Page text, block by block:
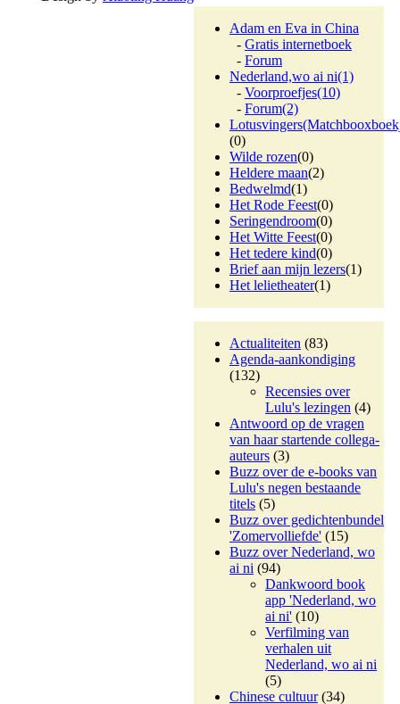
Adam en Eva in China
- Gratis internetboek
- Forum
Nederland,wo ai ni(1)
- Voorproefjes(10)
- Forum(2)
(0)
Wilde rozen(0)
Heldere maan(2)
Bedwelmd(1)
Het Rode Feest(0)
Seringendroom(0)
Het Witte Feest(0)
Het tedere kind(0)
Brief aan mijn lezers(1)
Het lelietheater(1)
Actualiteiten (83)
Agenda-aankondiging
(132)
Recensies over
Lulu's lezingen (4)
Antwoord op de vragen
van haar startende collega-
auteurs (3)
Buzz over de e-books van
Lulu's negen bestaande
titels (5)
Buzz over gedichtenbundel
'Zomervolliefde' (15)
Buzz over Nederland, wo
ai ni (94)
Dankwoord book
app 'Nederland, wo
ai ni' (10)
Verfilming van
verhalen uit
Nederland, wo ai ni
(5)
Chinese cultuur(34)